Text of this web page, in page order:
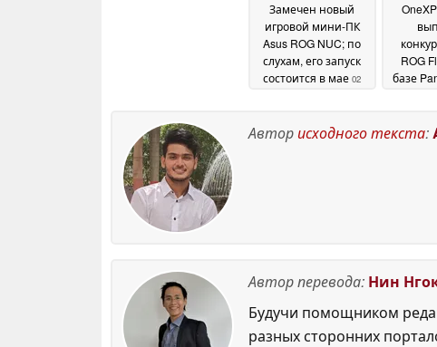
Замечен новый
игровой мини-ПК
Asus ROG NUC; по
слухам, его запуск
состоится в мае 02
ROG
базе
Авторисходного текста:
Автор перевода: Нин
Будучи помощником
разных сторонних